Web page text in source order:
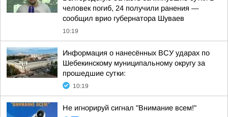
человек погиб, 24 получили ранения —
сообщил врио губернатора Шуваев
10:19
Информация о нанесённых ВСУ ударах по
Шебекинскому муниципальному округу за
прошедшие сутки:
10:19
Не игнорируй сигнал "Внимание всем!"